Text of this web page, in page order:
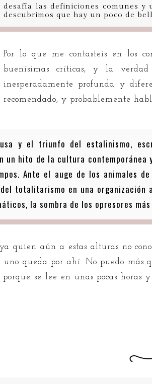
desafía las definiciones comunes y
descubrimos que hay un poco de
Por lo que me contasteis en los
buenísimas críticas, y la
inesperadamente profunda y
recomendado, y probablemente
y el triunfo del estalinismo,
un hito de la cultura contemporánea
Ante el auge de los animales
totalitarismo en una organización
la sombra de los opresores
quien aún a estas alturas no
uno queda por ahí. No puedo más
se lee en unas pocas horas